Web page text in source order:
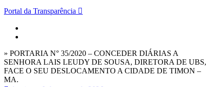
Portal da Transparência
» PORTARIA N° 35/2020 – CONCEDER DIÁRIAS A
SENHORA LAIS LEUDY DE SOUSA, DIRETORA DE UBS,
FACE O SEU DESLOCAMENTO A CIDADE DE TIMON –
MA.